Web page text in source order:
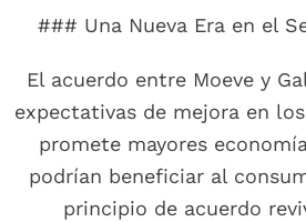
### Una Nueva Era en el
El acuerdo entre Moeve y
expectativas de mejora en
promete mayores
podrían beneficiar al
principio de acuerdo